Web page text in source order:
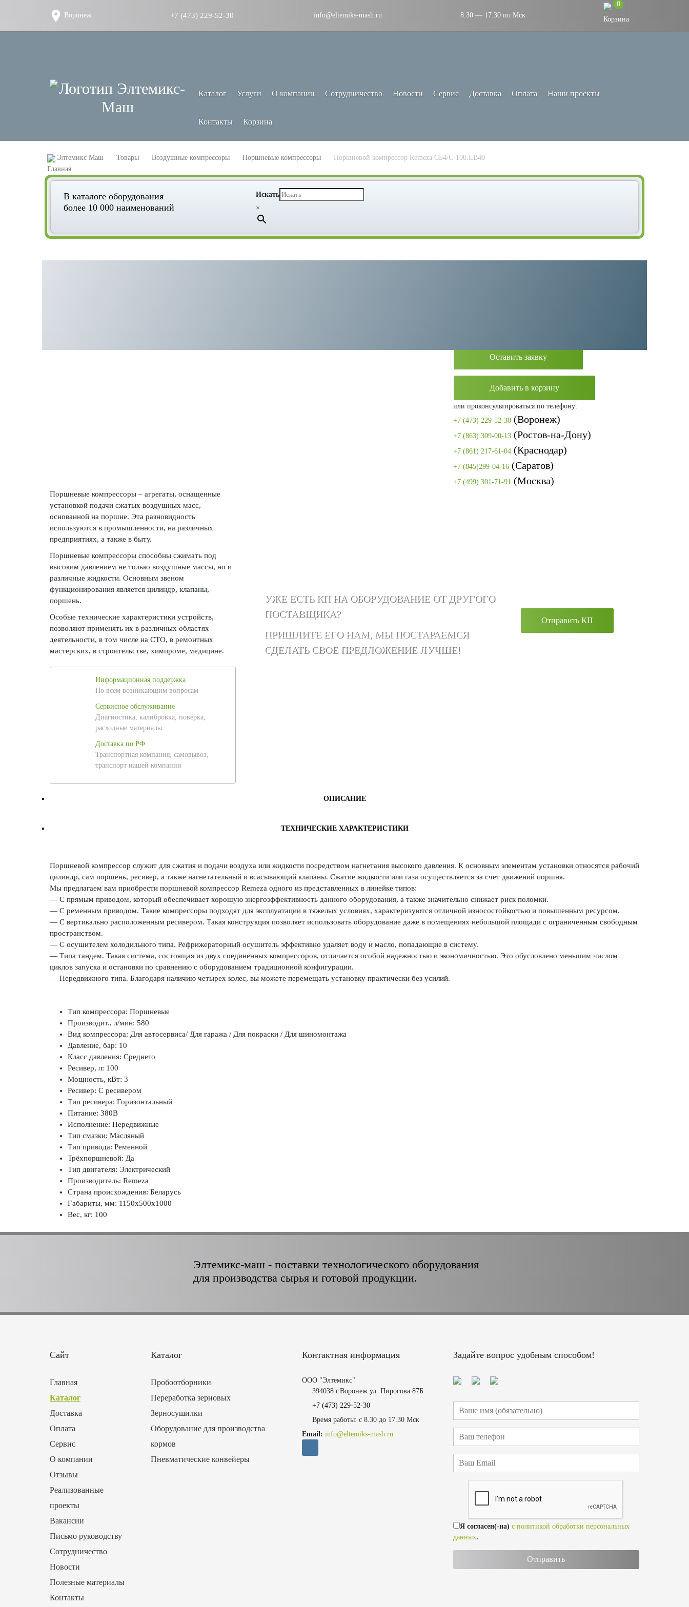
Воронеж +7 (473) 229-52-30 info@eltemiks-mash.ru 8.30 — 17.30 по Мск
0
Каталог Услуги О компании Сотрудничество Новости Сервис Доставка Оплата Наши проекты
Контакты Корзина
Элтемикс Маш Товары Воздушные компрессоры Поршневые компрессоры Поршневой компрессор Remeza СБ4/С-100.LB40
В каталоге оборудования
более 10 000 наименований
Искать
×
Оставить заявку
Добавить в корзину
или проконсультироваться по телефону:
+7 (473) 229-52-30(Воронеж)
+7 (863) 309-00-13(Ростов-на-Дону)
+7 (861) 217-61-04(Краснодар)
+7 (845)299-04-16(Саратов)
+7 (499) 301-71-91 (Москва)
Поршневые компрессоры – агрегаты, оснащенные
установкой подачи сжатых воздушных масс,
основанной на поршне. Эта разновидность
используются в промышленности, на различных
предприятиях, а также в быту.
Поршневые компрессоры способны сжимать под
высоким давлением не только воздушные массы, но и
различные жидкости. Основным звеном
функционирования является цилиндр, клапаны,
поршень.
Особые технические характеристики устройств,
позволяют применять их в различных областях
деятельности, в том числе на СТО, в ремонтных
мастерских, в строительстве, химпроме, медицине.
Информационная поддержка
По всем возникающим вопросам
Сервисное обслуживание
Диагностика, калибровка, поверка,
расходные материалы
Доставка по РФ
Транспортная компания, самовывоз,
транспорт нашей компании
УЖЕ ЕСТЬ КП НА ОБОРУДОВАНИЕ ОТ ДРУГОГО
ПОСТАВЩИКА?
ПРИШЛИТЕ ЕГО НАМ, МЫ ПОСТАРАЕМСЯ
СДЕЛАТЬ СВОЕ ПРЕДЛОЖЕНИЕ ЛУЧШЕ!
Отправить КП
ОПИСАНИЕ
ТЕХНИЧЕСКИЕ ХАРАКТЕРИСТИКИ
Поршневой компрессор служит для сжатия и подачи воздуха или жидкости посредством нагнетания высокого давления. К основным элементам установки относятся рабочий
цилиндр, сам поршень, ресивер, а также нагнетательный и всасывающий клапаны. Сжатие жидкости или газа осуществляется за счет движений поршня.
Мы предлагаем вам приобрести поршневой компрессор Remeza одного из представленных в линейке типов:
— С прямым приводом, который обеспечивает хорошую энергоэффективность данного оборудования, а также значительно снижает риск поломки.
— С ременным приводом. Такие компрессоры подходят для эксплуатации в тяжелых условиях, характеризуются отличной износостойкостью и повышенным ресурсом.
— С вертикально расположенным ресивером. Такая конструкция позволяет использовать оборудование даже в помещениях небольшой площади с ограниченным свободным
пространством.
— С осушителем холодильного типа. Рефрижераторный осушитель эффективно удаляет воду и масло, попадающие в систему.
— Типа тандем. Такая система, состоящая из двух соединенных компрессоров, отличается особой надежностью и экономичностью. Это обусловлено меньшим числом
циклов запуска и остановки по сравнению с оборудованием традиционной конфигурации.
— Передвижного типа. Благодаря наличию четырех колес, вы можете перемещать установку практически без усилий.
Тип компрессора: Поршневые
Производит., л/мин: 580
Вид компрессора: Для автосервиса/ Для гаража / Для покраски / Для шиномонтажа
Давление, бар: 10
Класс давления: Среднего
Ресивер, л: 100
Мощность, кВт: 3
Ресивер: С ресивером
Тип ресивера: Горизонтальный
Питание: 380В
Исполнение: Передвижные
Тип смазки: Масляный
Тип привода: Ременной
Трёхпоршневой: Да
Тип двигателя: Электрический
Производитель: Remeza
Страна происхождения: Беларусь
Габариты, мм: 1150х500х1000
Вес, кг: 100
Элтемикс-маш - поставки технологического оборудования
для производства сырья и готовой продукции.
Сайт
Главная
Каталог
Доставка
Оплата
Сервис
О компании
Отзывы
Реализованные
проекты
Вакансии
Письмо руководству
Сотрудничество
Новости
Полезные материалы
Контакты
Каталог
Пробоотборники
Переработка зерновых
Зерносушилки
Оборудование для производства
кормов
Пневматические конвейеры
Контактная информация
ООО "Элтемикс"
394038 г.Воронеж ул. Пирогова 87Б
+7 (473) 229-52-30
Время работы: с 8.30 до 17.30 Мск
Email: info@eltemiks-mash.ru
Задайте вопрос удобным способом!
Я согласен(-на) с политикой обработки персональных
данных.